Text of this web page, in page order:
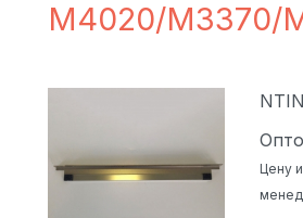
M4020/M3370/
Цену